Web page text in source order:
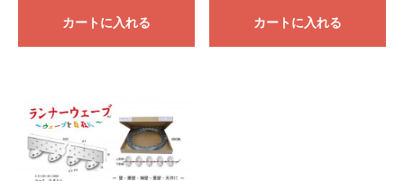
カートに入れる カートに入れる